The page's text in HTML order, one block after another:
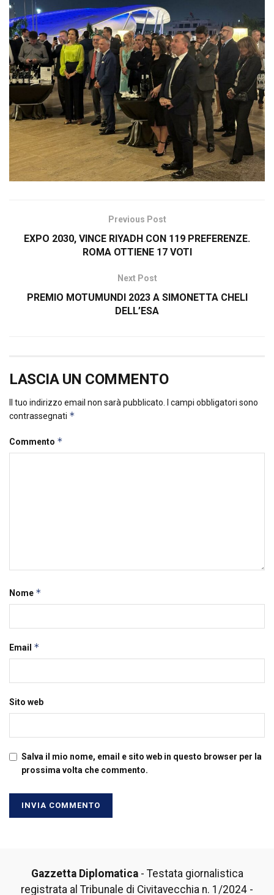
Previous Post
EXPO 2030, VINCE RIYADH CON 119 PREFERENZE.
ROMA OTTIENE 17 VOTI
Next Post
PREMIO MOTUMUNDI 2023 A SIMONETTA CHELI
DELL’ESA
LASCIA UN COMMENTO
Il tuo indirizzo email non sarà pubblicato.
I campi obbligatori sono
contrassegnati *
Commento *
Nome *
Email *
Sito web
Salva il mio nome, email e sito web in questo browser per la
prossima volta che commento.
Gazzetta Diplomatica- Testata giornalistica
registrata al Tribunale di Civitavecchia n. 1/2024 -